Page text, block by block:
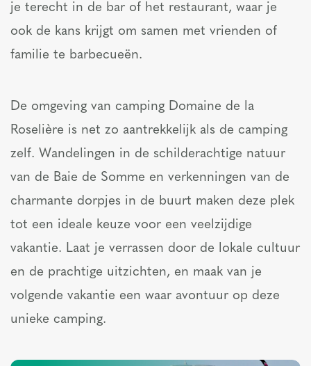
je terecht in de bar of het restaurant, waar je
ook de kans krijgt om samen met vrienden of
familie te barbecueën.
De omgeving van camping Domaine de la
Roselière is net zo aantrekkelijk als de camping
zelf. Wandelingen in de schilderachtige natuur
van de Baie de Somme en verkenningen van de
charmante dorpjes in de buurt maken deze plek
tot een ideale keuze voor een veelzijdige
vakantie. Laat je verrassen door de lokale cultuur
en de prachtige uitzichten, en maak van je
volgende vakantie een waar avontuur op deze
unieke camping.